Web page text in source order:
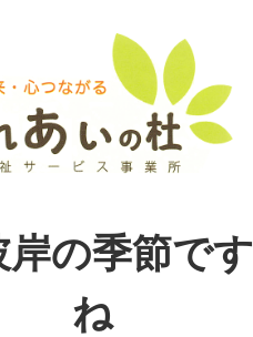
岸の季節です
ね